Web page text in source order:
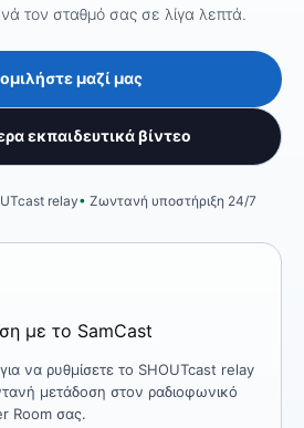
τον σταθμό σας σε λίγα λεπτά.
μαζί μας
εκπαιδευτικά βίντεο
relay Ζωντανή υποστήριξη 24/7
με το SamCast
να ρυθμίσετε το SHOUTcast relay
μετάδοση στον ραδιοφωνικό
Room σας.